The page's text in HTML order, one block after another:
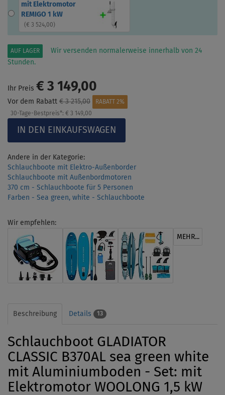
mit Elektromotor
REMIGO 1 kW
( € 3 524,00)
AUF LAGER
Wir versenden normalerweise innerhalb von 24
Stunden.
Ihr Preis € 3 149,00
Vor dem Rabatt € 3 215,00
RABATT 2%
30-Tage-Bestpreis*: € 3 149,00
Andere in der Kategorie:
Schlauchboote mit Elektro-Außenborder
Schlauchboote mit Außenbordmotoren
370 cm - Schlauchboote für 5 Personen
Farben - Sea green, white - Schlauchboote
Wir empfehlen:
MEHR...
Beschreibung Details 13
Schlauchboot GLADIATOR
CLASSIC B370AL sea green white
mit Aluminiumboden - Set: mit
Elektromotor WOOLONG 1,5 kW